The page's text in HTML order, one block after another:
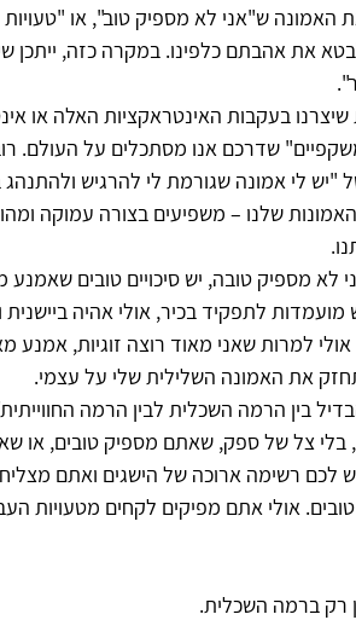
האמונה ש"אני לא מספיק טוב", או "טעויות
את אהבתם כלפינו. במקרה כזה, ייתכן
בעקבות האינטראקציות האלה או
שדרכם אנו מסתכלים על העולם.
"יש לי אמונה שגורמת לי להרגיש
שלנו – משפיעים בצורה עמוקה
לא מספיק טובה, יש סיכויים טובים
לתפקיד בכיר, אולי אהיה
למרות שאני מאוד רוצה זוגיות, אמנע
את האמונה השלילית שלי על עצמי.
בין הרמה השכלית לבין הרמה
בלי צל של ספק, שאתם מספיק טובים, או
לכם רשימה ארוכה של הישגים ואתם
טובים. אולי אתם מפיקים לקחים מטעויות
רק ברמה השכלית.